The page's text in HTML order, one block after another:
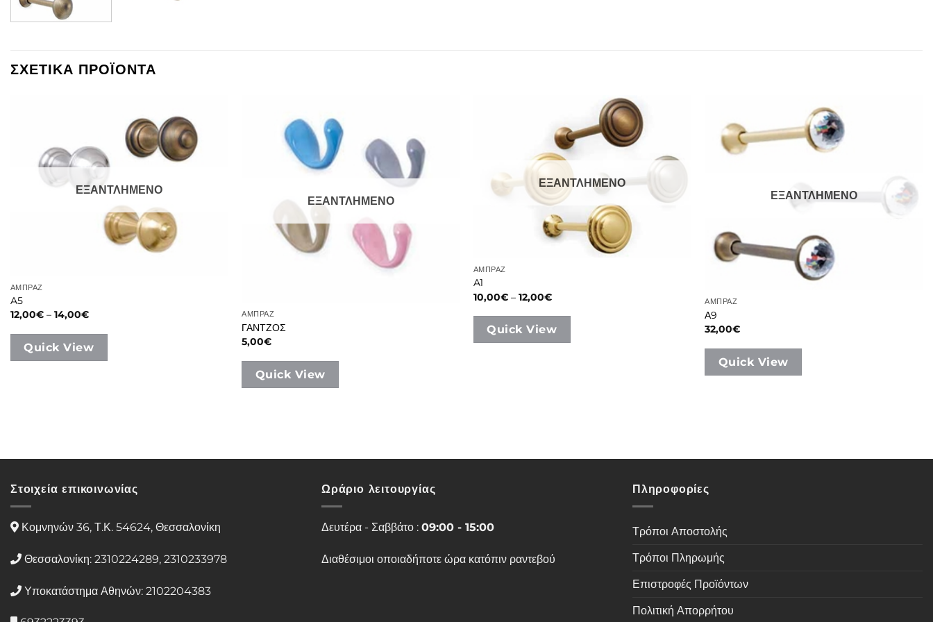
ΣΧΕΤΙΚΑ ΠΡΟΪΟΝΤΑ
ΕΞΑΝΤΛΗΜΕΝΟ
ΑΜΠΡΑΖ
A5
12,00€ – 14,00€Price
12,00€
through
14,00€
Quick View
ΕΞΑΝΤΛΗΜΕΝΟ
ΑΜΠΡΑΖ
ΓΑΝΤΖΟΣ
5,00€
Quick View
ΕΞΑΝΤΛΗΜΕΝΟ
ΑΜΠΡΑΖ
A1
10,00€ – 12,00€Price
10,00€
through
12,00€
Quick View
ΕΞΑΝΤΛΗΜΕΝΟ
ΑΜΠΡΑΖ
Α9
32,00€
Quick View
Στοιχεία επικοινωνίας
Κομνηνών 36, Τ.Κ. 54624, Θεσσαλονίκη
Θεσσαλονίκη: 2310224289, 2310233978
Υποκατάστημα Αθηνών: 2102204383
Ωράριο λειτουργίας
Δευτέρα - Σαββάτο : 09:00 - 15:00
Διαθέσιμοι οποιαδήποτε ώρα κατόπιν ραντεβού
Πληροφορίες
Τρόποι Αποστολής
Τρόποι Πληρωμής
Επιστροφές Προϊόντων
Πολιτική Απορρήτου